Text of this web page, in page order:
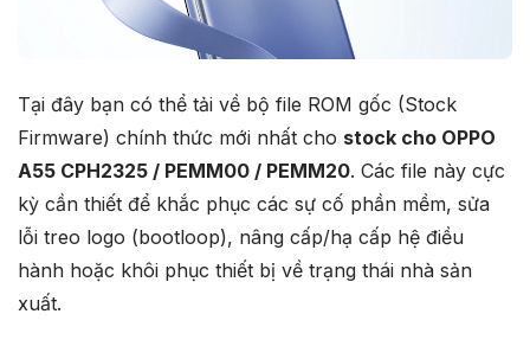
Tại đây bạn có thể tải về bộ file ROM gốc (Stock
Firmware) chính thức mới nhất cho stock cho OPPO
A55 CPH2325 / PEMM00 / PEMM20. Các file này cực
kỳ cần thiết để khắc phục các sự cố phần mềm, sửa
lỗi treo logo (bootloop), nâng cấp/hạ cấp hệ điều
hành hoặc khôi phục thiết bị về trạng thái nhà sản
xuất.